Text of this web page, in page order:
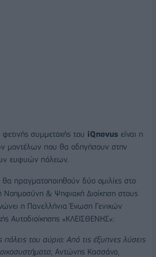
συμμετοχής του iQnovus είναι η
μοντέλων που θα οδηγήσουν στην
ευφυών πόλεων.
θα πραγματοποιηθούν δύο ομιλίες στο
Νοημοσύνη & Ψηφιακή Διοίκηση στους
η Πανελλήνια Ένωση Γενικών
Αυτοδιοίκησης «ΚΛΕΙΣΘΕΝΗΣ»:
πόλεις του αύριο: Από τις έξυπνες λύσεις
, Αντώνης Κασσάνο,